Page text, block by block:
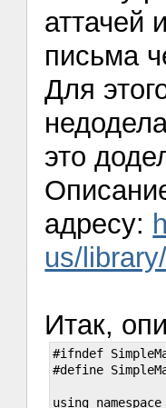
аттачей
письма
Для
это
адресу:
us/
Итак,
#ifndef
#define
using